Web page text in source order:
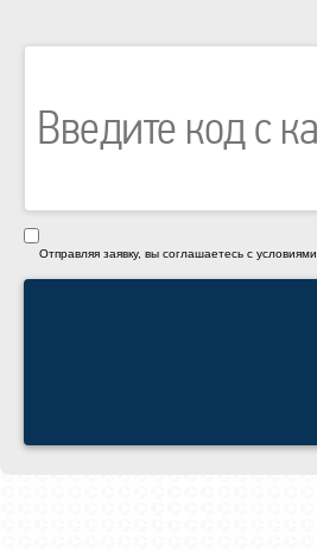
Отправляя заявку, вы соглашаетесь с условиями